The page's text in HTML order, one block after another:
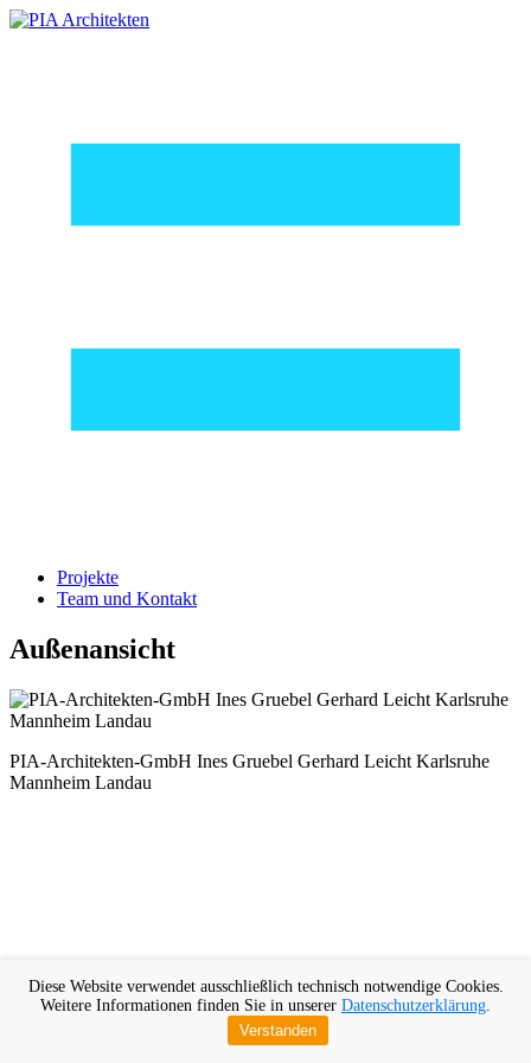
Projekte
Team und Kontakt
Außenansicht
PIA-Architekten-GmbH Ines Gruebel Gerhard Leicht Karlsruhe
Mannheim Landau
Diese Website verwendet ausschließlich technisch notwendige Cookies.
Weitere Informationen finden Sie in unserer Datenschutzerklärung.
Verstanden